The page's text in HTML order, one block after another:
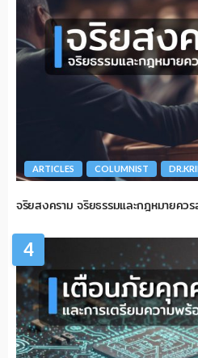
ARTICLES COLUMNIST
จริยสงคราม จริยธรรมและกฎหมายคว
4